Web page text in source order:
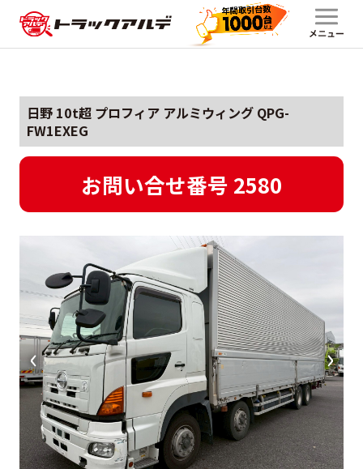
日野 10t超 プロフィア アルミウィング QPG-
FW1EXEG
お問い合せ番号 2580
›
‹